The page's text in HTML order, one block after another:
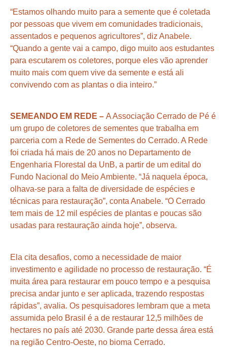
“Estamos olhando muito para a semente que é coletada
por pessoas que vivem em comunidades tradicionais,
assentados e pequenos agricultores”, diz Anabele.
“Quando a gente vai a campo, digo muito aos estudantes
para escutarem os coletores, porque eles vão aprender
muito mais com quem vive da semente e está ali
convivendo com as plantas o dia inteiro.”
SEMEANDO EM REDE – A Associação Cerrado de Pé é
um grupo de coletores de sementes que trabalha em
parceria com a Rede de Sementes do Cerrado. A Rede
foi criada há mais de 20 anos no Departamento de
Engenharia Florestal da UnB, a partir de um edital do
Fundo Nacional do Meio Ambiente. “Já naquela época,
olhava-se para a falta de diversidade de espécies e
técnicas para restauração”, conta Anabele. “O Cerrado
tem mais de 12 mil espécies de plantas e poucas são
usadas para restauração ainda hoje”, observa.
Ela cita desafios, como a necessidade de maior
investimento e agilidade no processo de restauração. “É
muita área para restaurar em pouco tempo e a pesquisa
precisa andar junto e ser aplicada, trazendo respostas
rápidas”, avalia. Os pesquisadores lembram que a meta
assumida pelo Brasil é a de restaurar 12,5 milhões de
hectares no país até 2030. Grande parte dessa área está
na região Centro-Oeste, no bioma Cerrado.